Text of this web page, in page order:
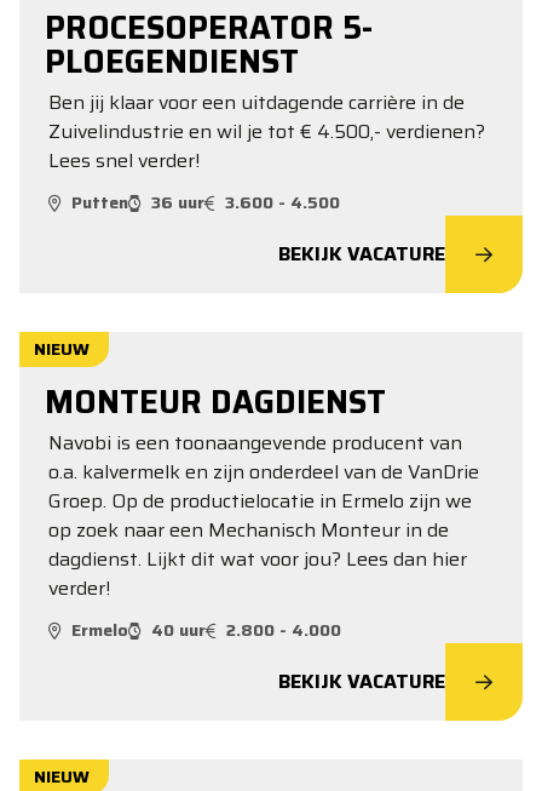
PROCESOPERATOR 5-
PLOEGENDIENST
Ben jij klaar voor een uitdagende carrière in de
Zuivelindustrie en wil je tot € 4.500,- verdienen?
Lees snel verder!
Putten 36 uur 3.600 - 4.500
BEKIJK VACATURE
NIEUW
MONTEUR DAGDIENST
Navobi is een toonaangevende producent van
o.a. kalvermelk en zijn onderdeel van de VanDrie
Groep. Op de productielocatie in Ermelo zijn we
op zoek naar een Mechanisch Monteur in de
dagdienst. Lijkt dit wat voor jou? Lees dan hier
verder!
Ermelo 40 uur 2.800 - 4.000
BEKIJK VACATURE
NIEUW